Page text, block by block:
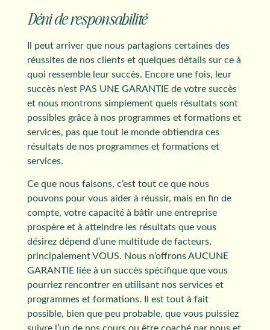
Déni de responsabilité
Il peut arriver que nous partagions certaines des
réussites de nos clients et quelques détails sur ce à
quoi ressemble leur succès. Encore une fois, leur
succès n’est PAS UNE GARANTIE de votre succès
et nous montrons simplement quels résultats sont
possibles grâce à nos programmes et formations et
services, pas que tout le monde obtiendra ces
résultats de nos programmes et formations et
services.
Ce que nous faisons, c’est tout ce que nous
pouvons pour vous aider à réussir, mais en fin de
compte, votre capacité à bâtir une entreprise
prospère et à atteindre les résultats que vous
désirez dépend d’une multitude de facteurs,
principalement VOUS. Nous n’offrons AUCUNE
GARANTIE liée à un succès spécifique que vous
pourriez rencontrer en utilisant nos services et
programmes et formations. Il est tout à fait
possible, bien que peu probable, que vous puissiez